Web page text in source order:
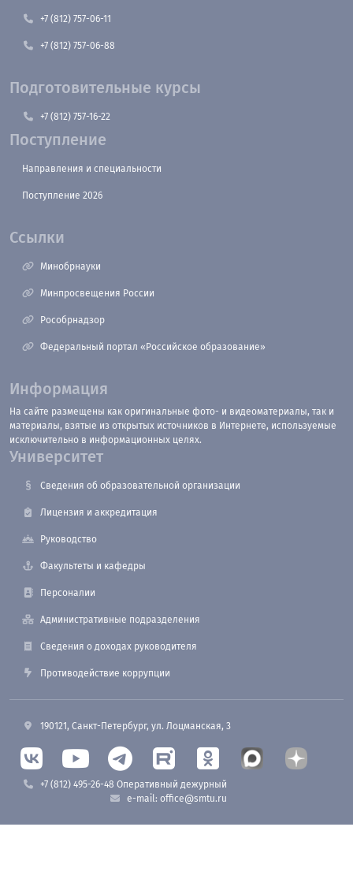
+7 (812) 757-06-11
+7 (812) 757-06-88
Подготовительные курсы
+7 (812) 757-16-22
Поступление
Направления и специальности
Поступление 2026
Ссылки
Минобрнауки
Минпросвещения России
Рособрнадзор
Федеральный портал «Российское образование»
Информация
На сайте размещены как оригинальные фото- и видеоматериалы, так и
материалы, взятые из открытых источников в Интернете, используемые
исключительно в информационных целях.
Университет
Сведения об образовательной организации
Лицензия и аккредитация
Руководство
Факультеты и кафедры
Персоналии
Административные подразделения
Сведения о доходах руководителя
Противодействие коррупции
190121, Санкт-Петербург, ул. Лоцманская, 3
+7 (812) 495-26-48 Оперативный дежурный
e-mail: office@smtu.ru